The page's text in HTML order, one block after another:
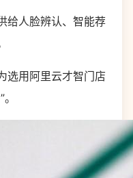
给人脸辨认、智能荐
选用阿里云才智门店